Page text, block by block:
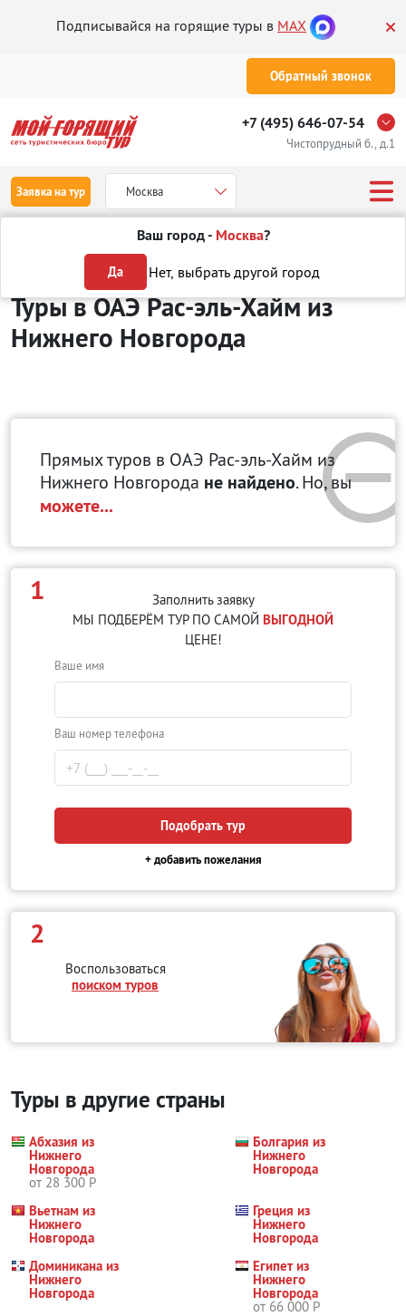
Подписывайся на горящие туры в MAX
Обратный звонок
+7 (495) 646-07-54
Чистопрудный б., д.1
Заявка на тур Москва
Ваш город - Москва?
Да Нет, выбрать другой город
Туры из Нижнего Новгорода Отдых в ОАЭ
Туры в ОАЭ Рас-эль-Хаймиз
Нижнего Новгорода
Прямых туров в ОАЭ Рас-эль-Хайм из
Нижнего Новгорода не найдено. Но, вы
можете...
1
Заполнить заявку
МЫ ПОДБЕРЁМ ТУР ПО САМОЙ ВЫГОДНОЙ
ЦЕНЕ!
Ваше имя
Ваш номер телефона
Подобрать тур
+ добавить пожелания
2
Воспользоваться
поиском туров
Туры в другие страны
Абхазия из
Нижнего
Новгорода
от 28 300 Р
Болгария из
Нижнего
Новгорода
Вьетнам из
Нижнего
Новгорода
Греция из
Нижнего
Новгорода
Доминикана из
Нижнего
Новгорода
Египет из
Нижнего
Новгорода
от 66 000 Р